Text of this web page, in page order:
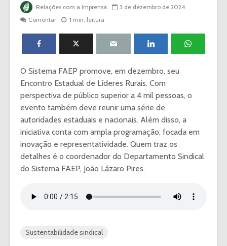
Relações com a Imprensa
3 de dezembro de 2024
Comentar
1 min. leitura
O Sistema FAEP promove, em dezembro, seu
Encontro Estadual de Líderes Rurais. Com
perspectiva de público superior a 4 mil pessoas, o
evento também deve reunir uma série de
autoridades estaduais e nacionais. Além disso, a
iniciativa conta com ampla programação, focada em
inovação e representatividade. Quem traz os
detalhes é o coordenador do Departamento Sindical
do Sistema FAEP, João Lázaro Pires.
Sustentabilidade sindical